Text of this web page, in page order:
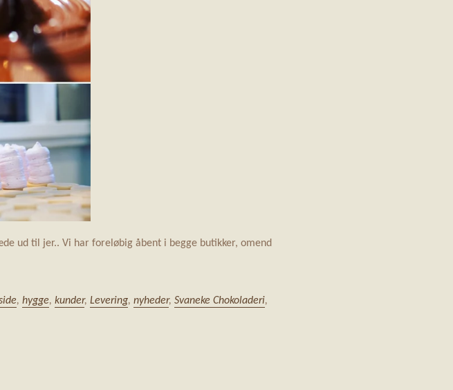
ud til jer.. Vi har foreløbig åbent i begge butikker, omend
,hygge,kunder,Levering,nyheder,Svaneke Chokoladeri,